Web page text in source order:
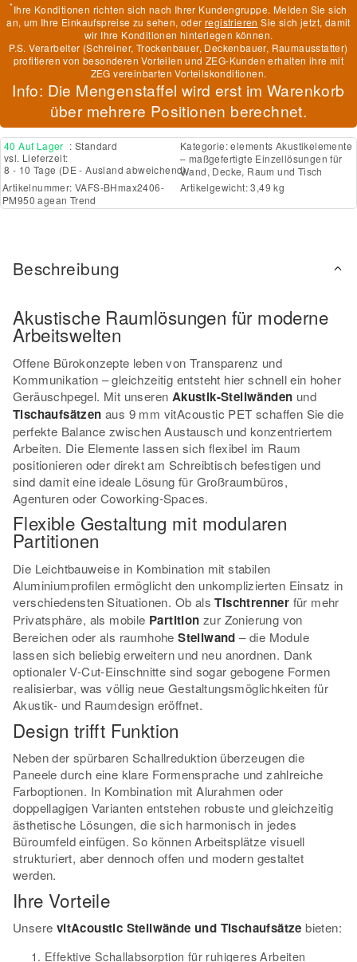
*Ihre Konditionen richten sich nach Ihrer Kundengruppe. Melden Sie sich
an, um Ihre Einkaufspreise zu sehen, oderregistrieren Sie sich jetzt, damit
wir Ihre Konditionen hinterlegen können.
P.S. Verarbeiter (Schreiner, Trockenbauer, Deckenbauer, Raumausstatter)
profitieren von besonderen Vorteilen und ZEG-Kunden erhalten ihre mit
ZEG vereinbarten Vorteilskonditionen.
Info: Die Mengenstaffel wird erst im Warenkorb
über mehrere Positionen berechnet.
40 Auf Lager : Standard
vsl. Lieferzeit:
8 - 10 Tage (DE - Ausland abweichend)
Kategorie:elements Akustikelemente
– maßgefertigte Einzellösungen für
Wand, Decke, Raum und Tisch
Artikelnummer: VAFS-BHmax2406-
PM950 agean Trend
Artikelgewicht: 3,49 kg
Beschreibung
Akustische Raumlösungen für moderne
Arbeitswelten
Offene Bürokonzepte leben von Transparenz und
Kommunikation – gleichzeitig entsteht hier schnell ein hoher
Geräuschpegel. Mit unseren Akustik-Stellwänden und
Tischaufsätzen aus 9 mm vitAcoustic PET schaffen Sie die
perfekte Balance zwischen Austausch und konzentriertem
Arbeiten. Die Elemente lassen sich flexibel im Raum
positionieren oder direkt am Schreibtisch befestigen und
sind damit eine ideale Lösung für Großraumbüros,
Agenturen oder Coworking-Spaces.
Flexible Gestaltung mit modularen
Partitionen
Die Leichtbauweise in Kombination mit stabilen
Aluminiumprofilen ermöglicht den unkomplizierten Einsatz in
verschiedensten Situationen. Ob alsTischtrenner für mehr
Privatsphäre, als mobile Partition zur Zonierung von
Bereichen oder als raumhoheStellwand – die Module
lassen sich beliebig erweitern und neu anordnen. Dank
optionaler V-Cut-Einschnitte sind sogar gebogene Formen
realisierbar, was völlig neue Gestaltungsmöglichkeiten für
Akustik- und Raumdesign eröffnet.
Design trifft Funktion
Neben der spürbaren Schallreduktion überzeugen die
Paneele durch eine klare Formensprache und zahlreiche
Farboptionen. In Kombination mit Alurahmen oder
doppellagigen Varianten entstehen robuste und gleichzeitig
ästhetische Lösungen, die sich harmonisch in jedes
Büroumfeld einfügen. So können Arbeitsplätze visuell
strukturiert, aber dennoch offen und modern gestaltet
werden.
Ihre Vorteile
Unsere vitAcoustic Stellwände und Tischaufsätze bieten:
Effektive Schallabsorption für ruhigeres Arbeiten